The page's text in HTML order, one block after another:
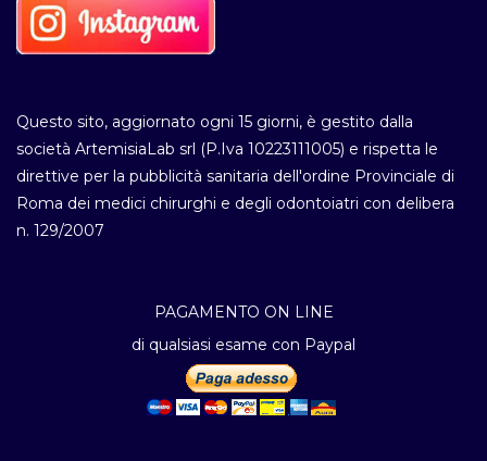
Questo sito, aggiornato ogni 15 giorni, è gestito dalla
società ArtemisiaLab srl (P.Iva 10223111005) e rispetta le
direttive per la pubblicità sanitaria dell'ordine Provinciale di
Roma dei medici chirurghi e degli odontoiatri con delibera
n. 129/2007
PAGAMENTO ON LINE
di qualsiasi esame con Paypal